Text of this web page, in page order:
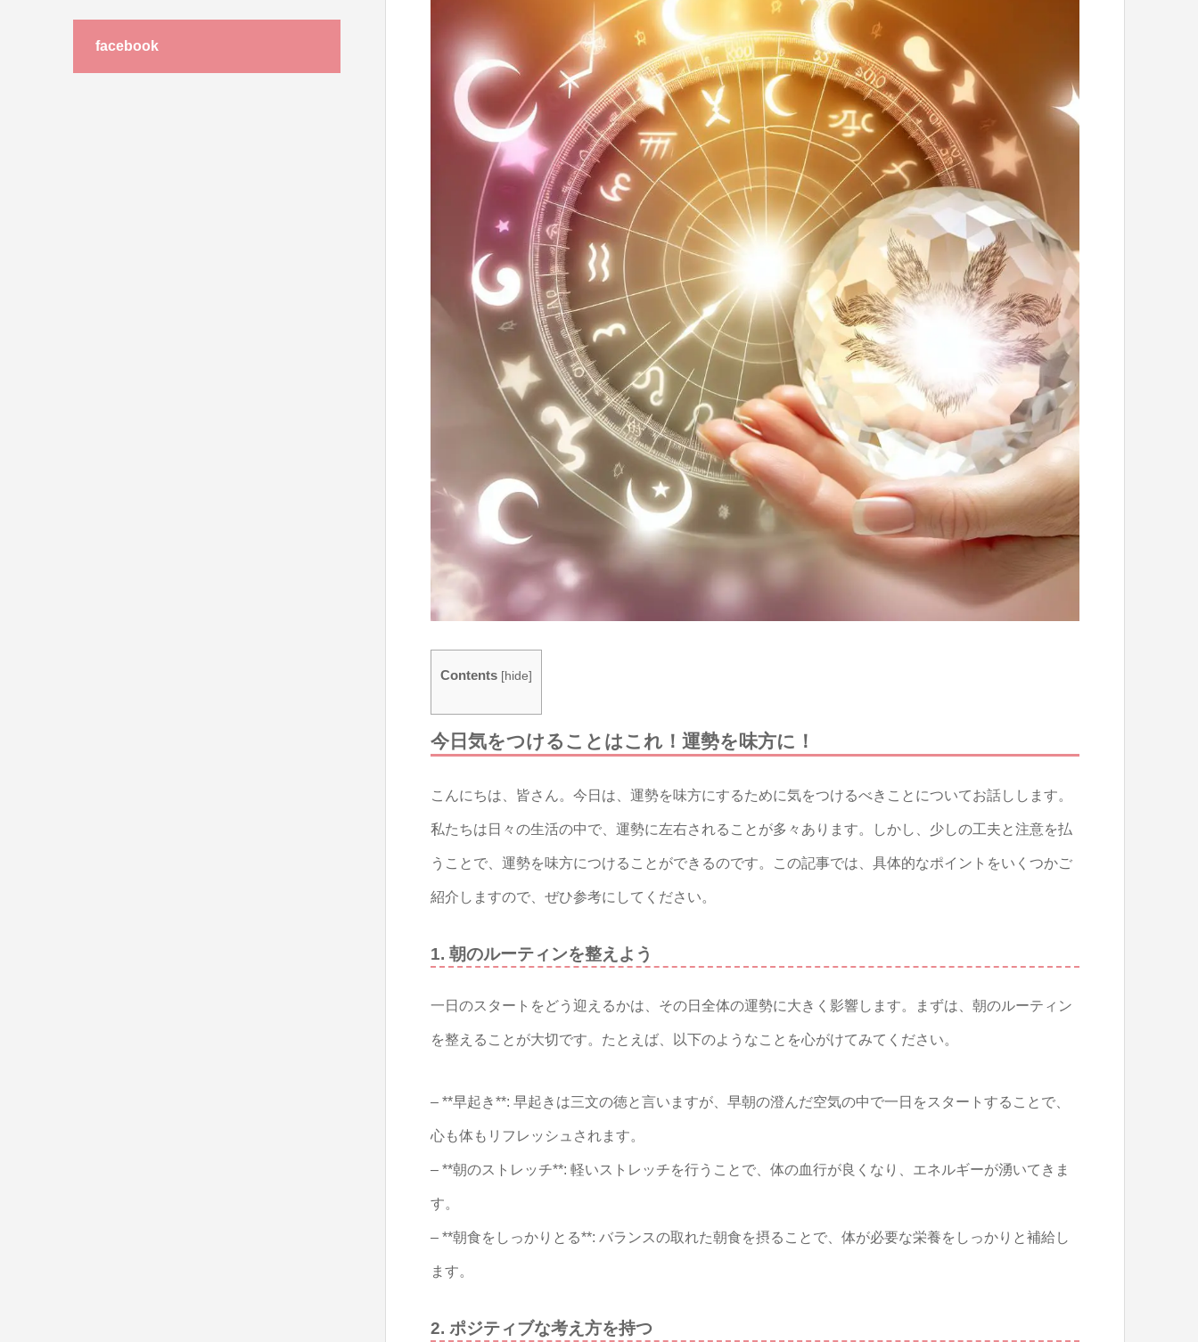
Contents [hide]
今日気をつけることはこれ！運勢を味方に！
こんにちは、皆さん。今日は、運勢を味方にするために気をつけるべきことについてお話しします。
私たちは日々の生活の中で、運勢に左右されることが多々あります。しかし、少しの工夫と注意を払
うことで、運勢を味方につけることができるのです。この記事では、具体的なポイントをいくつかご
紹介しますので、ぜひ参考にしてください。
1. 朝のルーティンを整えよう
一日のスタートをどう迎えるかは、その日全体の運勢に大きく影響します。まずは、朝のルーティン
を整えることが大切です。たとえば、以下のようなことを心がけてみてください。
– **早起き**: 早起きは三文の徳と言いますが、早朝の澄んだ空気の中で一日をスタートすることで、
心も体もリフレッシュされます。
– **朝のストレッチ**: 軽いストレッチを行うことで、体の血行が良くなり、エネルギーが湧いてきま
す。
– **朝食をしっかりとる**: バランスの取れた朝食を摂ることで、体が必要な栄養をしっかりと補給し
ます。
2. ポジティブな考え方を持つ
facebook